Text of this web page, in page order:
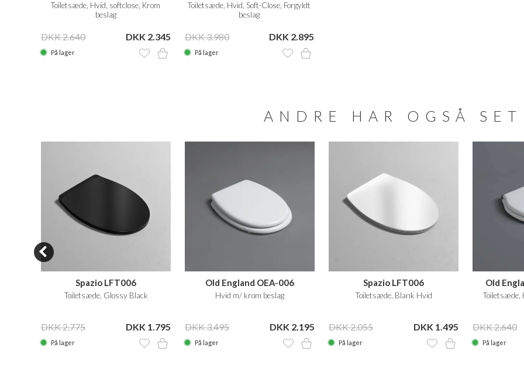
Toiletsæde, Hvid, softclose, Krom
beslag
DKK 2.640 DKK 2.345
På lager
Toiletsæde, Hvid, Soft-Close, Forgyldt
beslag
DKK 3.980 DKK 2.895
På lager
ANDRE HAR OGSÅ SET
Spazio LFT006
Toiletsæde, Glossy Black
DKK 2.775 DKK 1.795
På lager
Old England OEA-006
toiletsæde med soft close
Hvid m/ krom beslag
DKK 3.495 DKK 2.195
På lager
Spazio LFT006
Toiletsæde, Blank Hvid
DKK 2.055 DKK 1.495
På lager
Old
Toiletsæde,
DKK 2.640
På lager